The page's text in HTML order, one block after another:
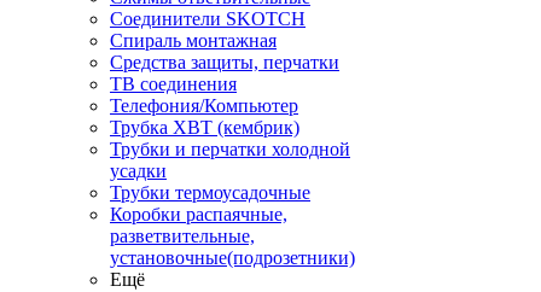
Соединители SKOTCH
Спираль монтажная
Средства защиты, перчатки
ТВ соединения
Телефония/Компьютер
Трубка ХВТ (кембрик)
Трубки и перчатки холодной
усадки
Трубки термоусадочные
Коробки распаячные,
разветвительные,
установочные(подрозетники)
Ещё